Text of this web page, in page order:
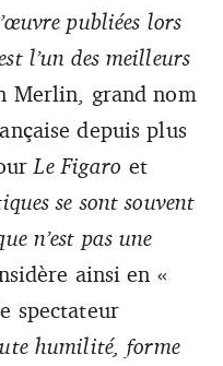
publiées lors
l’un des meilleurs
Merlin, grand nom
depuis plus
Le Figaro et
se sont souvent
n’est pas une
ainsi en «
spectateur
humilité, forme